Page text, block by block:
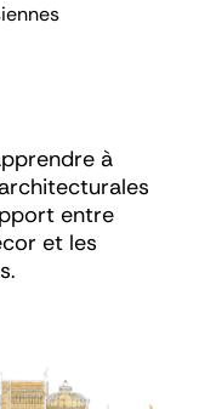
à
entre
et les